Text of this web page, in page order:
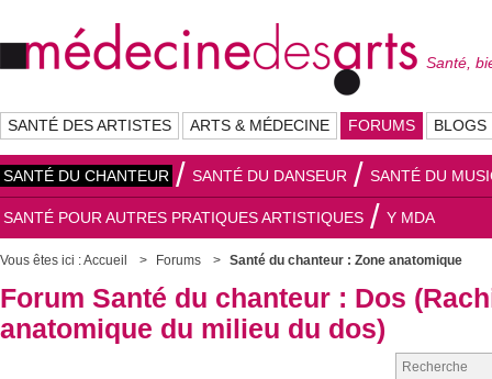
Santé,
SANTÉ DES ARTISTES ARTS & MÉDECINE FORUMS BLOGS
SANTÉ DU CHANTEUR SANTÉ DU DANSEUR SANTÉ DU
SANTÉ POUR AUTRES PRATIQUES ARTISTIQUES Y MDA
Vous êtes ici :Accueil Forums Santé du chanteur : Zone anatomique
Forum Santé du chanteur : Dos
anatomique du milieu du dos)